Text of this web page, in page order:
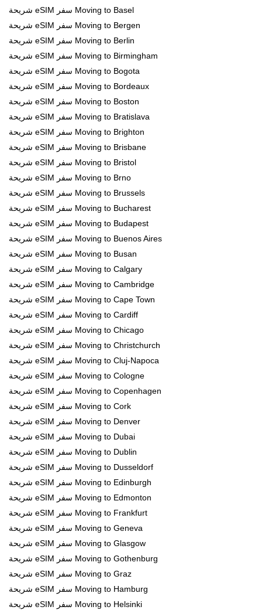
شريحة eSIM سفر Moving to Basel
شريحة eSIM سفر Moving to Bergen
شريحة eSIM سفر Moving to Berlin
شريحة eSIM سفر Moving to Birmingham
شريحة eSIM سفر Moving to Bogota
شريحة eSIM سفر Moving to Bordeaux
شريحة eSIM سفر Moving to Boston
شريحة eSIM سفر Moving to Bratislava
شريحة eSIM سفر Moving to Brighton
شريحة eSIM سفر Moving to Brisbane
شريحة eSIM سفر Moving to Bristol
شريحة eSIM سفر Moving to Brno
شريحة eSIM سفر Moving to Brussels
شريحة eSIM سفر Moving to Bucharest
شريحة eSIM سفر Moving to Budapest
شريحة eSIM سفر Moving to Buenos Aires
شريحة eSIM سفر Moving to Busan
شريحة eSIM سفر Moving to Calgary
شريحة eSIM سفر Moving to Cambridge
شريحة eSIM سفر Moving to Cape Town
شريحة eSIM سفر Moving to Cardiff
شريحة eSIM سفر Moving to Chicago
شريحة eSIM سفر Moving to Christchurch
شريحة eSIM سفر Moving to Cluj-Napoca
شريحة eSIM سفر Moving to Cologne
شريحة eSIM سفر Moving to Copenhagen
شريحة eSIM سفر Moving to Cork
شريحة eSIM سفر Moving to Denver
شريحة eSIM سفر Moving to Dubai
شريحة eSIM سفر Moving to Dublin
شريحة eSIM سفر Moving to Dusseldorf
شريحة eSIM سفر Moving to Edinburgh
شريحة eSIM سفر Moving to Edmonton
شريحة eSIM سفر Moving to Frankfurt
شريحة eSIM سفر Moving to Geneva
شريحة eSIM سفر Moving to Glasgow
شريحة eSIM سفر Moving to Gothenburg
شريحة eSIM سفر Moving to Graz
شريحة eSIM سفر Moving to Hamburg
شريحة eSIM سفر Moving to Helsinki